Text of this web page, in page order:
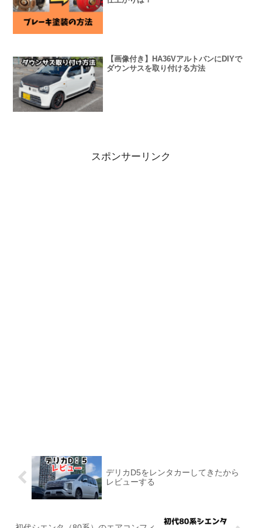
【画像付き】HA36VアルトバンにDIYで
ダウンサスを取り付ける方法
スポンサーリンク
デリカD5をレンタカーしてきたから
レビューする